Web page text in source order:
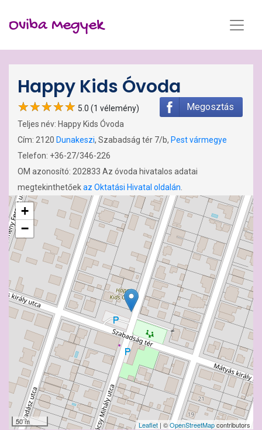
Oviba Megyek
Happy Kids Óvoda
Megosztás
5.0 (1 vélemény)
Teljes név: Happy Kids Óvoda
Cím: 2120 Dunakeszi, Szabadság tér 7/b, Pest vármegye
Telefon: +36-27/346-226
OM azonosító: 202833 Az óvoda hivatalos adatai
megtekinthetőekaz Oktatási Hivatal oldalán
+
−
50 m Leaflet | ©OpenStreetMapcontributors